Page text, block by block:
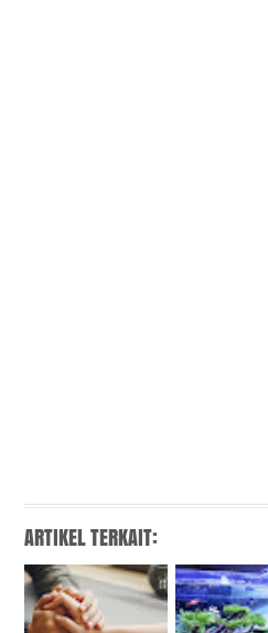
ARTIKEL TERKAIT: